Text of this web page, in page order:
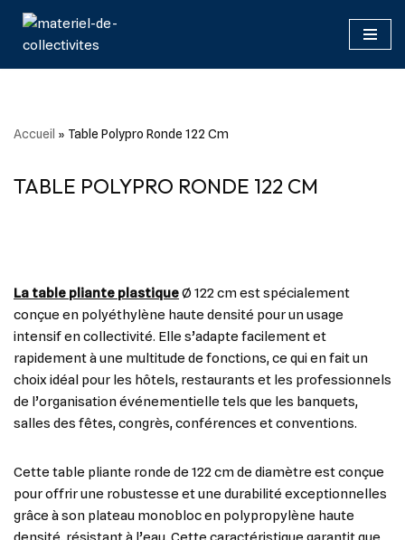
Aller
au
Accueil » Table Polypro Ronde 122 Cm
TABLE POLYPRO RONDE 122 CM
La table pliante plastiqueØ 122 cm est spécialement
conçue en polyéthylène haute densité pour un usage
intensif en collectivité. Elle s’adapte facilement et
rapidement à une multitude de fonctions, ce qui en fait un
choix idéal pour les hôtels, restaurants et les professionnels
de l’organisation événementielle tels que les banquets,
salles des fêtes, congrès, conférences et conventions.
Cette table pliante ronde de 122 cm de diamètre est conçue
pour offrir une robustesse et une durabilité exceptionnelles
grâce à son plateau monobloc en polypropylène haute